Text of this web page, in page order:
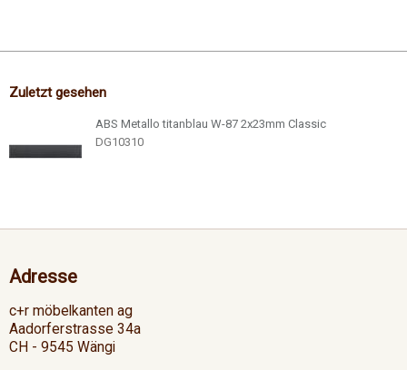
Zuletzt gesehen
ABS Metallo titanblau W-87 2x23mm Classic
DG10310
Adresse
c+r möbelkanten ag
Aadorferstrasse 34a
CH - 9545 Wängi